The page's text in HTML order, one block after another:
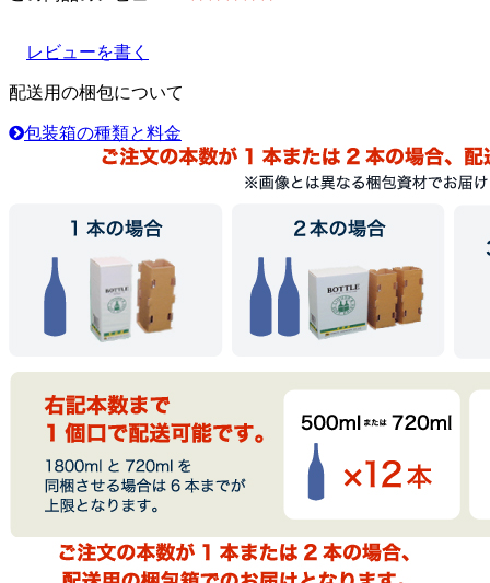
レビューを書く
配送用の梱包について
包装箱の種類と料金